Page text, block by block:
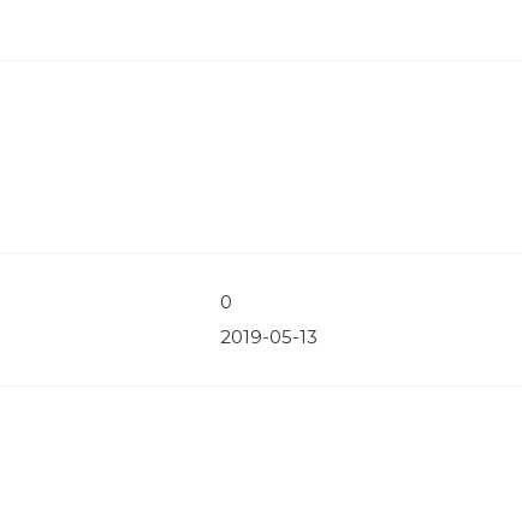
0
2019-05-13